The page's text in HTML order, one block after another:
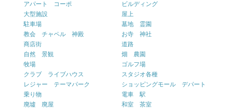
アパート コーポ
ビルディング
大型施設
屋上
駐車場
墓地 霊園
教会 チャペル 神殿
お寺 神社
商店街
道路
自然 景観
畑 農園
牧場
ゴルフ場
クラブ ライブハウス
スタジオ各種
レジャー テーマパーク
ショッピングモール デパート
乗り物
電車 駅
廃墟 廃屋
和室 茶室